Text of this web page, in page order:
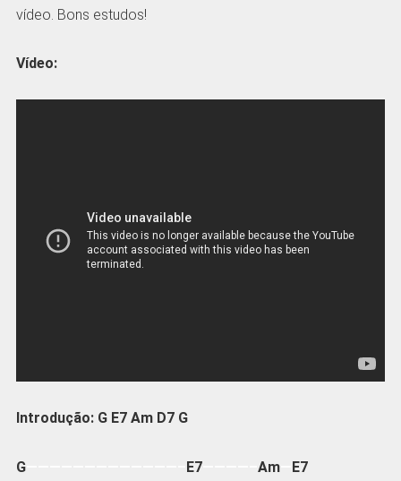
vídeo. Bons estudos!
Vídeo:
Introdução: G E7 Am D7 G
G—————————————– E7————– Am— E7